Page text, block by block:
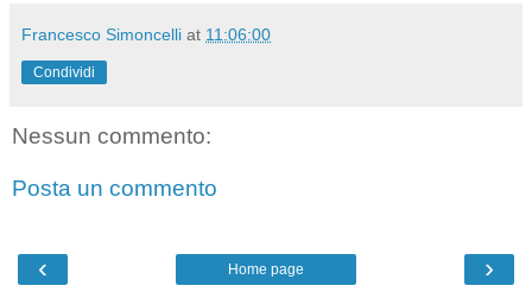
Francesco Simoncelli at 11:06:00
Condividi
Nessun commento:
Posta un commento
‹ ›
Home page